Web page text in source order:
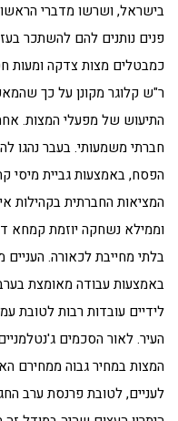
בישראל, ושרשו מדברי
פנים נותנים להם להשתכר
כמבטלים מצות צדקה ומעות
ר"ש קלוגר מקונן על כך
התיעוש של מפעלי המצות.
חברתי משמעותי. בעבר נהגו
הפסח, באמצעות גביית מיסי
המציאות החברתית בקהילות
וממילא נשחקה יוזמת קמחא
בלתי מחייבת לכאורה.
באמצעות עבודה מאומצת
לידיים עובדות רבות לטובת
העיר. לאור הסכמים
המצות במחיר גבוה ממחירם
לעניים, לטובת פרנסת ערב